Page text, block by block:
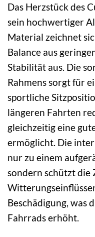
Das Herzstück des
sein hochwertiger
Material zeichnet
Balance aus
Stabilität aus. Die
Rahmens sorgt für
sportliche
längeren Fahrten
gleichzeitig eine
ermöglicht. Die
nur zu einem
sondern schützt die
Beschädigung, was
Fahrrads erhöht.